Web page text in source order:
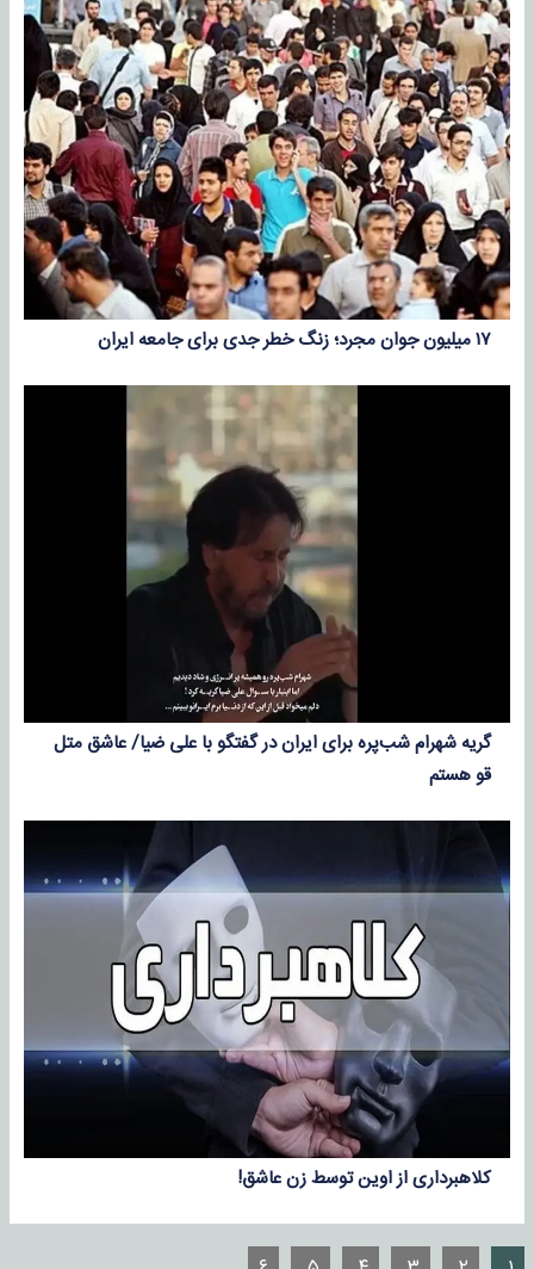
۱۷ میلیون جوان مجرد؛ زنگ خطر جدی برای جامعه ایران
گریه شهرام شب‌پره برای ایران در گفتگو با علی ضیا/ عاشق متل
قو هستم
کلاهبرداری از اوین توسط زن عاشق!